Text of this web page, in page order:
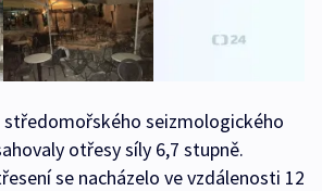
středomořského seizmologického
otřesy síly 6,7 stupně.
se nacházelo ve vzdálenosti 12